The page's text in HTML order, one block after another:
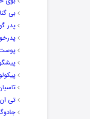
بی
پدر
پیکولو
تی